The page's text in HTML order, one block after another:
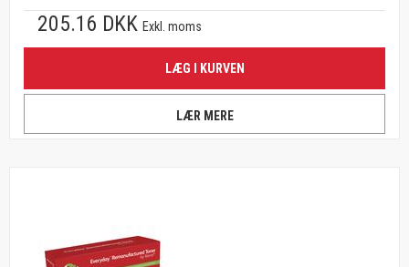
205.16 DKK Exkl. moms
LÆG I KURVEN
LÆR MERE